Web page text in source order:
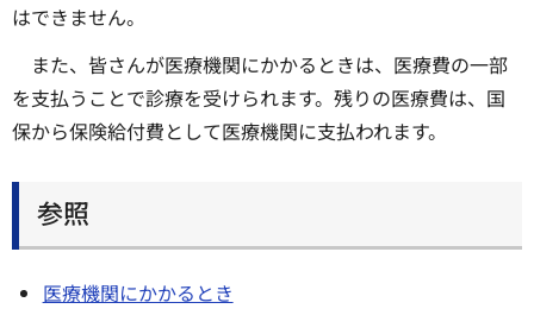
はできません。
また、皆さんが医療機関にかかるときは、医療費の一部
を支払うことで診療を受けられます。残りの医療費は、国
保から保険給付費として医療機関に支払われます。
参照
医療機関にかかるとき